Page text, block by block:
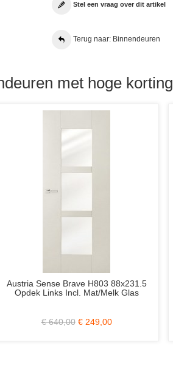
Stel een vraag over dit artikel
Terug naar: Binnendeuren
met hoge korting
Svedex NDB901 / Nova Diep Zwart
Afgelakt 83x211.5 Opdek Links Incl.
€ 720,00 € 359,00